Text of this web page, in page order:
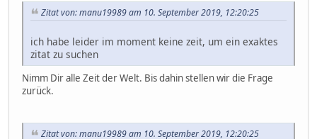
Zitat von: manu19989 am 10. September 2019, 12:20:25
ich habe leider im moment keine zeit, um ein exaktes
zitat zu suchen
Nimm Dir alle Zeit der Welt. Bis dahin stellen wir die Frage
zurück.
Zitat von: manu19989 am 10. September 2019, 12:20:25